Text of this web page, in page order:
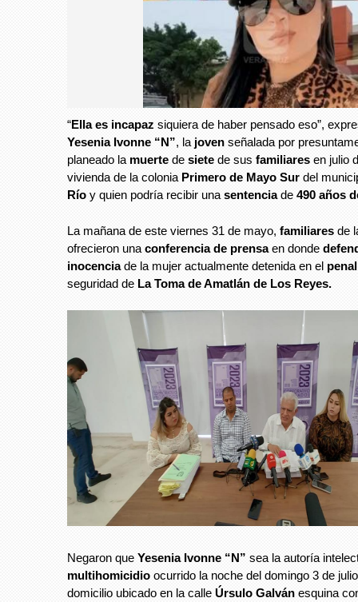
“Ella es incapaz siquiera de haber pensado eso”,
Yesenia Ivonne “N”, la joven señalada por
planeado la muerte de siete de sus familiares en julio
vivienda de la colonia Primero de Mayo Sur del
Río y quien podría recibir una sentenciade 490 años
La mañana de este viernes 31 de mayo, familiares de
ofrecieron una conferencia de prensaen donde
inocenciade la mujer actualmente detenida en el
seguridad de La Toma de Amatlán de Los Reyes.
Negaron que Yesenia Ivonne “N” sea la autoría
multihomicidio ocurrido la noche del domingo 3 de
domicilio ubicado en la calle Úrsulo Galván esquina